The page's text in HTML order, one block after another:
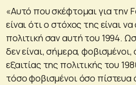
«Αυτό που σκέφτομαι για την
είναι ότι ο στόχος της είναι
πολιτική σαν αυτή του 1994.
δεν είναι, σήμερα,
εξαιτίας της πολιτικής του
τόσο φοβισμένοι όσο πίστευα